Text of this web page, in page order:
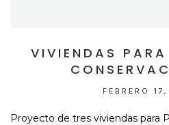
VIVIENDAS
FEBRERO
Proyecto de tres viviendas para